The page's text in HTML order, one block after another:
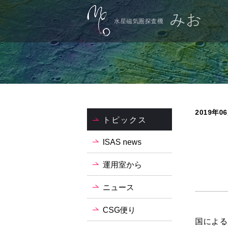
水星磁気圏探査機
水
は？
探
困
「
トピックス
ISAS news
運用室から
ニュース
CSG便り
2019年
国によ